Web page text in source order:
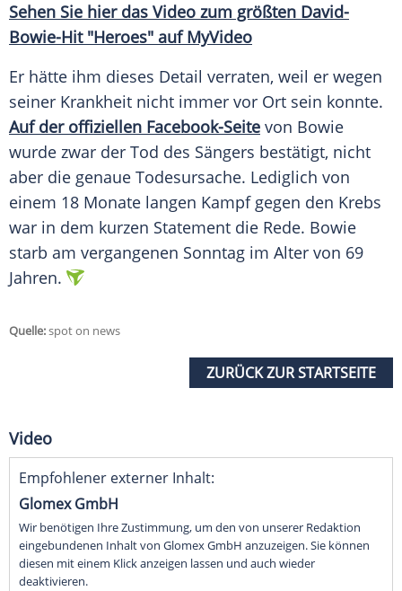
Sehen Sie hier das Video zum größten David-
Bowie-Hit "Heroes" auf MyVideo
Er hätte ihm dieses Detail verraten, weil er wegen
seiner Krankheit nicht immer vor Ort sein konnte.
Auf der offiziellen Facebook-Seite von Bowie
wurde zwar der Tod des Sängers bestätigt, nicht
aber die genaue Todesursache. Lediglich von
einem 18 Monate langen Kampf gegen den Krebs
war in dem kurzen Statement die Rede. Bowie
starb am vergangenen Sonntag im Alter von 69
Jahren.
Quelle:spot on news
ZURÜCK ZUR STARTSEITE
Video
Empfohlener externer Inhalt:
Glomex GmbH
Wir benötigen Ihre Zustimmung, um den von unserer Redaktion
eingebundenen Inhalt von Glomex GmbH anzuzeigen. Sie können
diesen mit einem Klick anzeigen lassen und auch wieder
deaktivieren.